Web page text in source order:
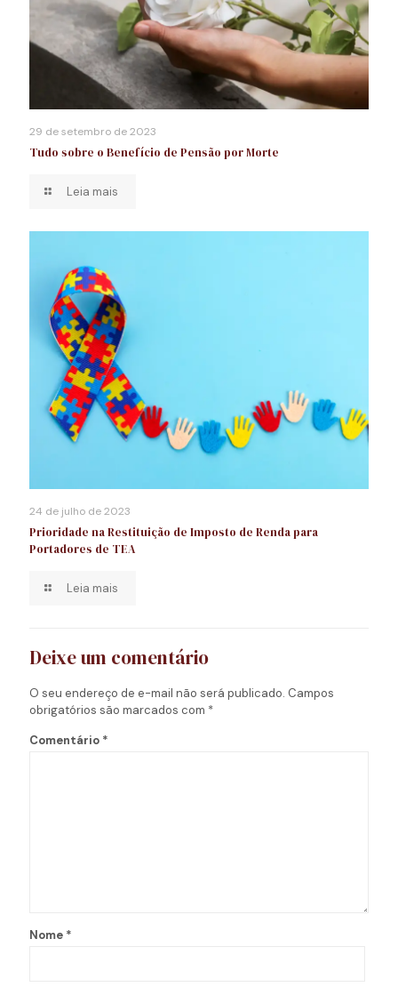
29 de setembro de 2023
Tudo sobre o Benefício de Pensão por Morte
Leia mais
24 de julho de 2023
Prioridade na Restituição de Imposto de Renda para
Portadores de TEA
Leia mais
Deixe um comentário
O seu endereço de e-mail não será publicado. Campos
obrigatórios são marcados com *
Comentário *
Nome *